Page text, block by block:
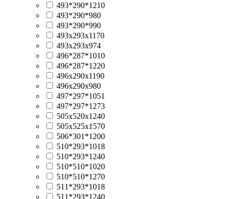
493*290*1210
493*290*980
493*290*990
493х293х1170
493х293х974
496*287*1010
496*287*1220
496x290x1190
496x290x980
497*297*1051
497*297*1273
505х520х1240
505х525х1570
506*301*1200
510*293*1018
510*293*1240
510*510*1020
510*510*1270
511*293*1018
511*293*1240